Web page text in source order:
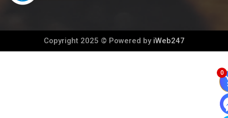
Copyright 2025 © Powered by iWeb247
0